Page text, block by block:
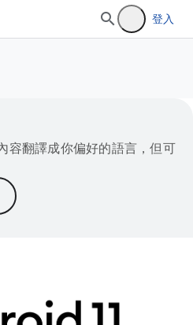
登入
容翻譯成你偏好的語言，但可